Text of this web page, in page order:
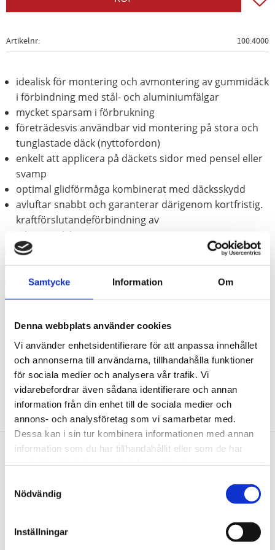
Samtycke Information Om
Denna webbplats använder cookies
Vi använder enhetsidentifierare för att anpassa innehållet
och annonserna till användarna, tillhandahålla funktioner
för sociala medier och analysera vår trafik. Vi
vidarebefordrar även sådana identifierare och annan
information från din enhet till de sociala medier och
annons- och analysföretag som vi samarbetar med.
Dessa kan i sin tur kombinera informationen med annan
information som du har tillhandahållit eller som de har
Nödvändig
Inställningar
Artikelnr 100.4000
idealisk för montering och avmontering av gummidäck
i förbindning med stål- och aluminiumfälgar
mycket sparsam i förbrukning
företrädesvis användbar vid montering på stora och
tunglastade däck (nyttofordon)
enkelt att applicera på däckets sidor med pensel eller
svamp
optimal glidförmåga kombinerat med däcksskydd
avluftar snabbt och garanterar därigenom kortfristig.
kraftförslutandeförbindning av
inbyggnadskomponenter
låg kraft- och tidsåtgång genom hög glidförmåga
förhindrar bildandet av vita rester på däcksidan
Bearbetningstemperatur - 30 °C till 50 °C
Leverans i hink
Användningsområde:för alla stora och tungt belastade däck
montering som personbils- och motorcykeldäck
Nyhetsbrev